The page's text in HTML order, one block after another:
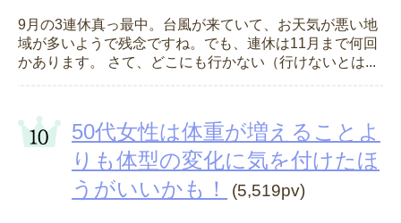
9月の3連休真っ最中。台風が来ていて、お天気が悪い地
域が多いようで残念ですね。でも、連休は11月まで何回
かあります。 さて、どこにも行かない（行けないとは...
50代女性は体重が増えることよ
りも体型の変化に気を付けたほ
うがいいかも！
(5,519pv)